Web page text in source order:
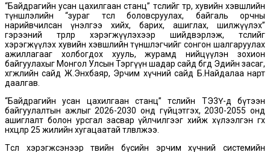
“Байдрагийн усан цахилгаан станц” төслийг төр, хувийн хэвшлийн
түншлэлийн “зураг төсөл боловсруулах, байгаль орчны
нарийвчилсан үнэлгээ хийх, барих, ашиглах, шилжүүлэх”
гэрээний төрлөөр хэрэгжүүлэхээр шийдвэрлэж, төслийг
хэрэгжүүлэх хувийн хэвшлийн түншлэгчийг сонгон шалгаруулах
ажиллагааг холбогдох хууль, журамд нийцүүлэн зохион
байгуулахыг Монгол Улсын Тэргүүн шадар сайд бөгөөд Эдийн засаг,
хөгжлийн сайд Ж.Энхбаяр, Эрчим хүчний сайд Б.Найдалаа нарт
даалгав.
“Байдрагийн усан цахилгаан станц” төслийн ТЭ3Ү-д бүтээн
байгуулалтын ажлыг 2026-2030 онд гүйцэтгэх, 2030-2055 онд
ашиглалт болон урсгал засвар үйлчилгээг хийж хүлээлгэн өгөх
нөхцөлөөр 25 жилийн хугацаатай төлөвлөжээ.
Төсөл хэрэгжсэнээр төвийн бүсийн эрчим хүчний системийн